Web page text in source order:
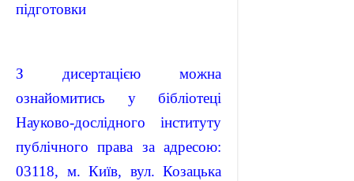
підготовки
З дисертацією можна
ознайомитись у бібліотеці
Науково-дослідного інституту
публічного права за адресою:
03118, м. Київ, вул. Козацька